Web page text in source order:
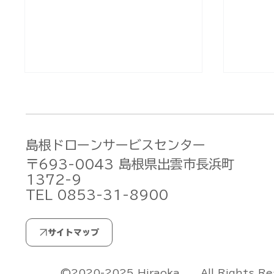
無人航空機操縦士試験の合格
発表【ドローン国家ライセン
ス(資格)】(2026/7/29)
島根ドローンサービスセンター
〒693-0043 島根県出雲市長浜町
1372-9
TEL 0853-31-8900